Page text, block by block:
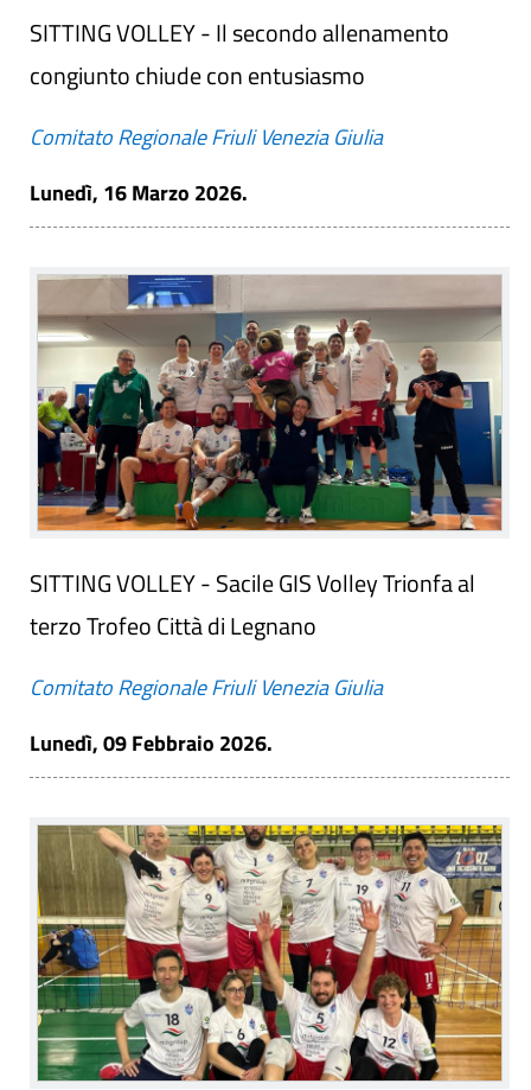
SITTING VOLLEY - Il secondo allenamento
congiunto chiude con entusiasmo
Comitato Regionale Friuli Venezia Giulia
Lunedì, 16 Marzo 2026.
SITTING VOLLEY - Sacile GIS Volley Trionfa al
terzo Trofeo Città di Legnano
Comitato Regionale Friuli Venezia Giulia
Lunedì, 09 Febbraio 2026.